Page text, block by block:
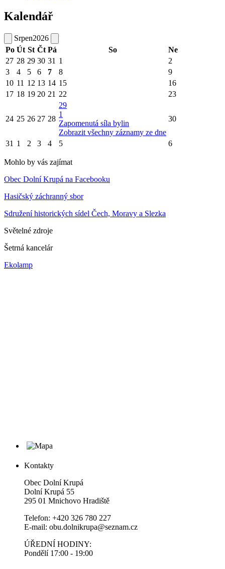
Kalendář
Srpen2026
Po Út St Čt Pá So
Ne
27 28 29 30 31 1
2
3
4 5 6 7 8
9
10 11 12 13 14 15
16
17 18 19 20 21 22 23
24 25 26 27 28
29
1
Zapomenutá síla bylin
Zobrazit všechny záznamy ze dne
30
31 1 2 3 4 5 6
Mohlo by vás zajímat
Obec Dolní Krupá na Facebooku
Hasičský záchranný sbor
Sdružení historických sídel Čech, Moravy a Slezka
Světelné zdroje
Šetrná kancelár
Ekolamp
Kontakty
Obec Dolní Krupá
Dolní Krupá 55
295 01 Mnichovo Hradiště
Telefon: +420 326 780 227
E-mail: obu.dolnikrupa@seznam.cz
ÚŘEDNÍ HODINY:
Pondělí 17:00 - 19:00